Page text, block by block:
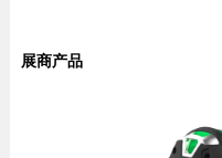
展商产品